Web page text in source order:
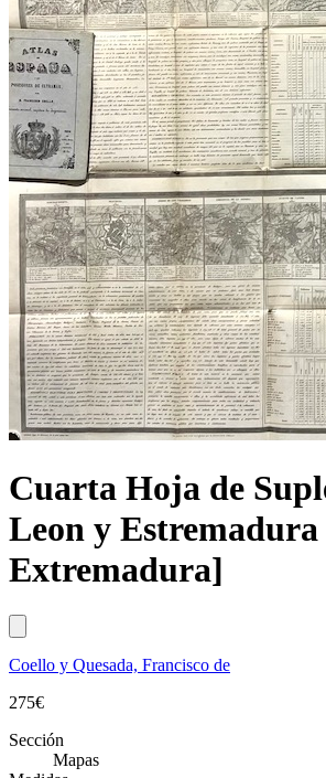
Cuarta Hoja de
Leon y
Extremadura]
Coello y Quesada, Francisco de
275€
Sección
Mapas